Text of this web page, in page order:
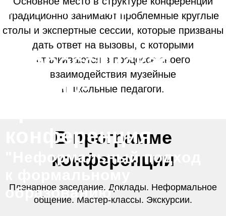
ОКТЯБРЬ-НОЯБРЬ 2022
Всероссийская
научно-
конференция
"Неформальный подход
к формальному
образованию"
традиционно занимают проблемные круглые
столы и экспертные сессии, которые призваны
дать ответ на вызовы, с которыми
сталкиваются в процессе своего
взаимодействия музейные
и школьные педагоги.
В программе
конференции
Пленарное заседание. Доклады. Неформальное
общение. Мастер-классы. Экскурсии.